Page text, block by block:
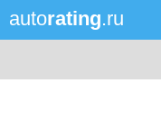
autorating.ru